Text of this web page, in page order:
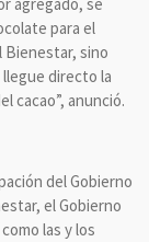
para el
Bienestar, sino
directo la
cacao”, anunció.
del Gobierno
el Gobierno
las y los